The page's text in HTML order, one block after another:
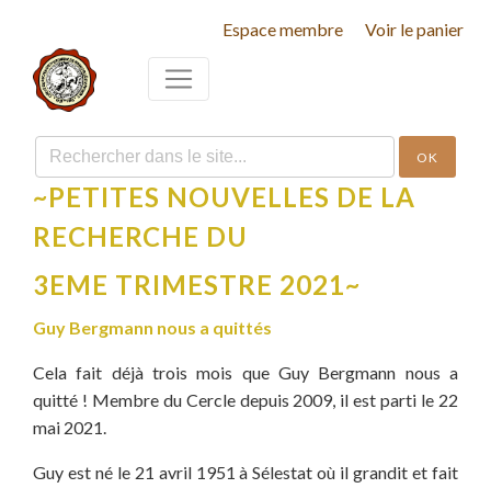
Espace membre Voir le panier
OK
~PETITES NOUVELLES DE LA
RECHERCHE DU
3EME TRIMESTRE 2021~
Guy Bergmann nous a quittés
Cela fait déjà trois mois que Guy Bergmann nous a
quitté ! Membre du Cercle depuis 2009, il est parti le 22
mai 2021.
Guy est né le 21 avril 1951 à Sélestat où il grandit et fait